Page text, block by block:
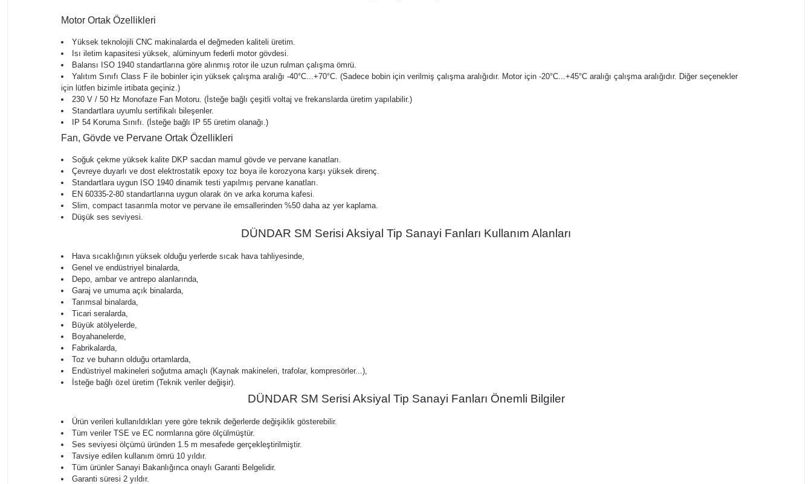
Motor Ortak Özellikleri
Yüksek teknolojili CNC makinalarda el değmeden kaliteli üretim.
Isı iletim kapasitesi yüksek, alüminyum federli motor gövdesi.
Balansı ISO 1940 standartlarına göre alınmış rotor ile uzun rulman çalışma ömrü.
Yalıtım Sınıfı Class F ile bobinler için yüksek çalışma aralığı -40°C...+70°C. (Sadece bobin için verilmiş çalışma aralığıdır. Motor için -20°C...+45°C aralığı çalışma aralığıdır. Diğer seçenekler
için lütfen bizimle irtibata geçiniz.)
230 V / 50 Hz Monofaze Fan Motoru. (İsteğe bağlı çeşitli voltaj ve frekanslarda üretim yapılabilir.)
Standartlara uyumlu sertifikalı bileşenler.
IP 54 Koruma Sınıfı. (İsteğe bağlı IP 55 üretim olanağı.)
Fan, Gövde ve Pervane Ortak Özellikleri
Soğuk çekme yüksek kalite DKP sacdan mamul gövde ve pervane kanatları.
Çevreye duyarlı ve dost elektrostatik epoxy toz boya ile korozyona karşı yüksek direnç.
Standartlara uygun ISO 1940 dinamik testi yapılmış pervane kanatları.
EN 60335-2-80 standartlarına uygun olarak ön ve arka koruma kafesi.
Slim, compact tasarımla motor ve pervane ile emsallerinden %50 daha az yer kaplama.
Düşük ses seviyesi.
DÜNDAR SM Serisi Aksiyal Tip Sanayi Fanları Kullanım Alanları
Hava sıcaklığının yüksek olduğu yerlerde sıcak hava tahliyesinde,
Genel ve endüstriyel binalarda,
Depo, ambar ve antrepo alanlarında,
Garaj ve umuma açık binalarda,
Tarımsal binalarda,
Ticari seralarda,
Büyük atölyelerde,
Boyahanelerde,
Fabrikalarda,
Toz ve buharın olduğu ortamlarda,
Endüstriyel makineleri soğutma amaçlı (Kaynak makineleri, trafolar, kompresörler...),
İsteğe bağlı özel üretim (Teknik veriler değişir).
DÜNDAR SM Serisi Aksiyal Tip Sanayi Fanları Önemli Bilgiler
Ürün verileri kullanıldıkları yere göre teknik değerlerde değişiklik gösterebilir.
Tüm veriler TSE ve EC normlarına göre ölçülmüştür.
Ses seviyesi ölçümü üründen 1.5 m mesafede gerçekleştirilmiştir.
Tavsiye edilen kullanım ömrü 10 yıldır.
Tüm ürünler Sanayi Bakanlığınca onaylı Garanti Belgelidir.
Garanti süresi 2 yıldır.